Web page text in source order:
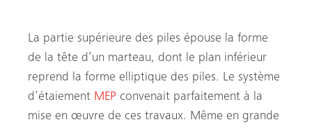
La partie supérieure des piles épouse la forme
de la tête d’un marteau, dont le plan inférieur
reprend la forme elliptique des piles. Le système
d’étaiement MEP convenait parfaitement à la
mise en œuvre de ces travaux. Même en grande
Recherche